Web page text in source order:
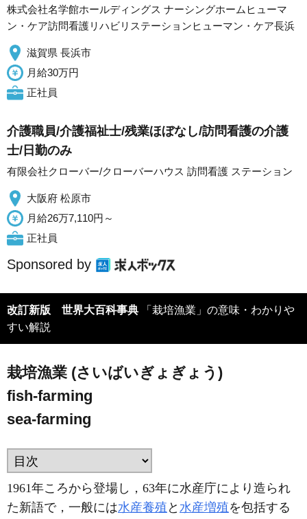
株式会社名学館ホールディングス ナーシングホームヒューマ
ン・ケア訪問看護リハビリステーションヒューマン・ケア長浜
滋賀県 長浜市
月給30万円
正社員
介護職員/介護福祉士/残業ほぼなし/訪問看護の介護
士/日勤のみ
有限会社クローバー/クローバーハウス 訪問看護 ステーション
大阪府 松原市
月給26万7,110円～
正社員
Sponsored by
改訂新版 世界大百科事典
すい解説
栽培漁業 (さいばいぎょぎょう)
fish-farming
sea-farming
1961年ころから登場し，63年に水産庁により造られ
た新語で，一般には水産養殖 と 水産増殖を包括する